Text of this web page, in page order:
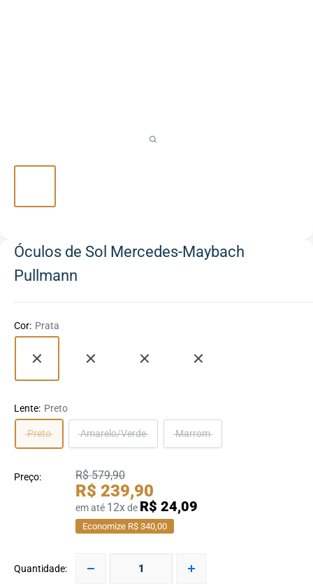
Óculos de Sol Mercedes-Maybach
Pullmann
Cor: Prata
Lente: Preto
Preto Amarelo/Verde Marrom
Preço: R$ 579,90
R$ 239,90
em até 12xde R$ 24,09
Economize R$ 340,00
Quantidade: